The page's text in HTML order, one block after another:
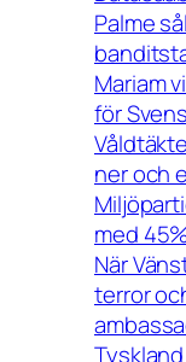
Palme
Mariam
för
ner och
med
När
terror